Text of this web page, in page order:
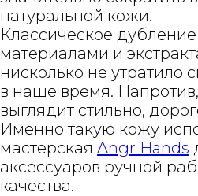
натуральной кожи.
Классическое
материалами и
нисколько не утратило
в наше время.
выглядит стильно,
Именно такую кожу
мастерская Angr Hands
аксессуаров ручной
качества.